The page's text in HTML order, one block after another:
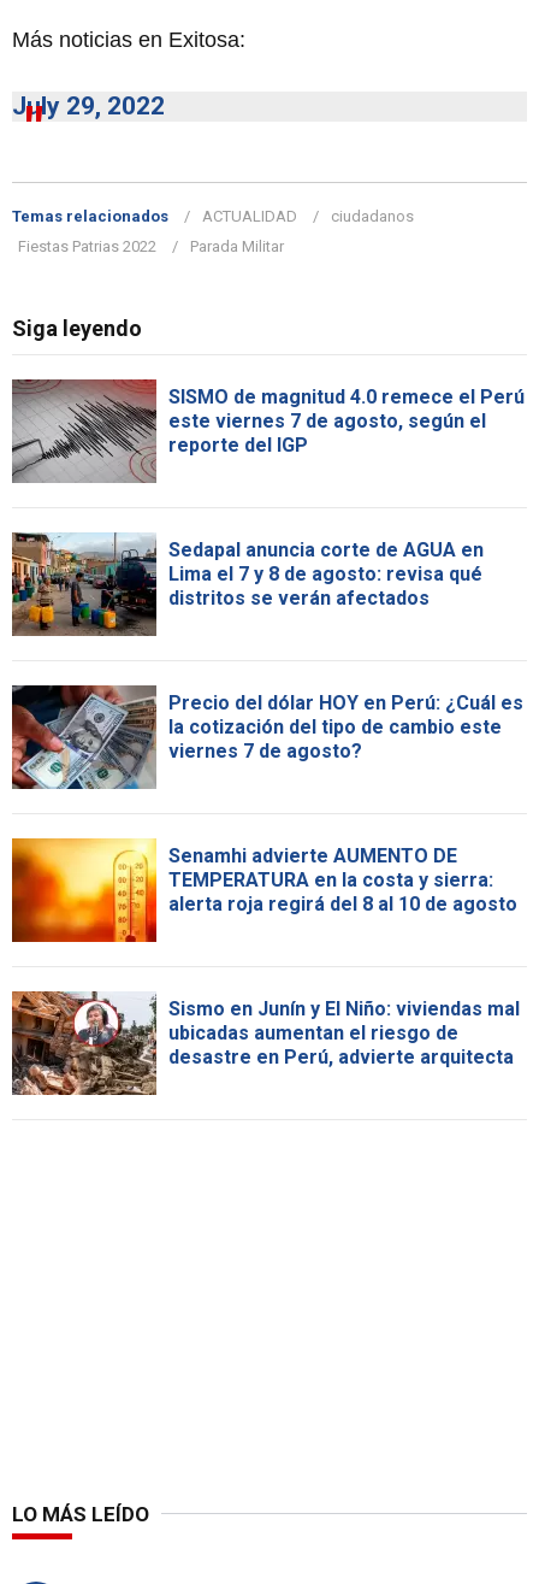
Más noticias en Exitosa:
July 29, 2022
Temas relacionados ACTUALIDAD
ciudadanos
Fiestas Patrias 2022
Parada Militar
Siga leyendo
SISMO de magnitud 4.0 remece el Perú
este viernes 7 de agosto, según el
reporte del IGP
Sedapal anuncia corte de AGUA en
Lima el 7 y 8 de agosto: revisa qué
distritos se verán afectados
Precio del dólar HOY en Perú: ¿Cuál es
la cotización del tipo de cambio este
viernes 7 de agosto?
Senamhi advierte AUMENTO DE
TEMPERATURA en la costa y sierra:
alerta roja regirá del 8 al 10 de agosto
Sismo en Junín y El Niño: viviendas mal
ubicadas aumentan el riesgo de
desastre en Perú, advierte arquitecta
LO MÁS LEÍDO